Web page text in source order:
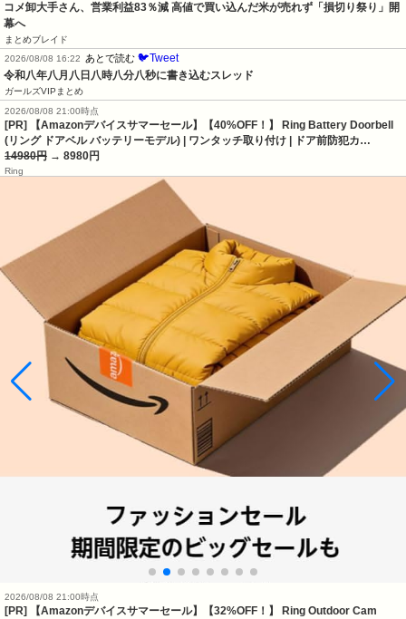
コメ卸大手さん、営業利益83％減 高値で買い込んだ米が売れず「損切り祭り」開
幕へ
まとめブレイド
2026/08/08 16:22
あとで読む 🐦Tweet
令和八年八月八日八時八分八秒に書き込むスレッド
ガールズVIPまとめ
2026/08/08 21:00時点
[PR] 【Amazonデバイスサマーセール】【40%OFF！】 Ring Battery Doorbell
(リング ドアベル バッテリーモデル) | ワンタッチ取り付け | ドア前防犯カ…
14980円 → 8980円
Ring
2026/08/08 21:00時点
[PR] 【Amazonデバイスサマーセール】【32%OFF！】 Ring Outdoor Cam